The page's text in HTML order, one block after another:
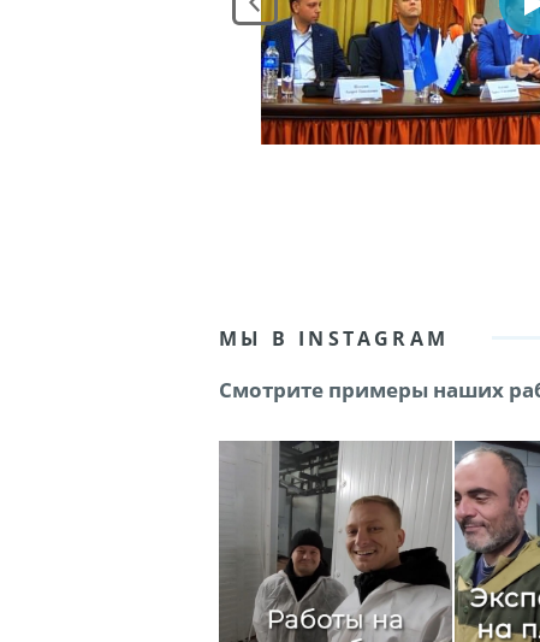
МЫ В INSTAGRAM
Смотрите примеры наших